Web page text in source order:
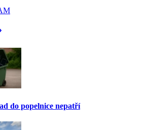
do popelnice nepatří